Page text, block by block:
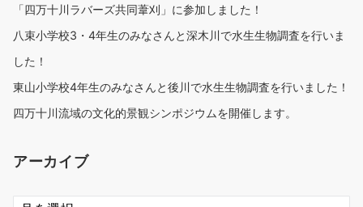
「四万十川ラバーズ共同葦刈」に参加しました！
八束小学校3・4年生のみなさんと深木川で水生生物調査を行いま
した！
東山小学校4年生のみなさんと後川で水生生物調査を行いました！
四万十川流域の文化的景観シンポジウムを開催します。
アーカイブ
ア